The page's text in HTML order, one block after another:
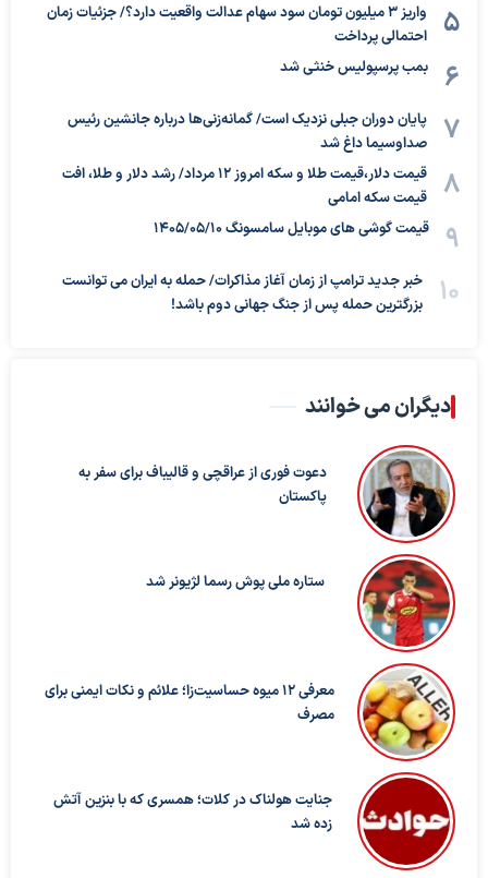
واریز ۳ میلیون تومان سود سهام عدالت واقعیت دارد؟/ جزئیات زمان
احتمالی پرداخت
بمب پرسپولیس خنثی شد
پایان دوران جبلی نزدیک است/ گمانه‌زنی‌ها درباره جانشین رئیس
صداوسیما داغ شد
قیمت دلار،قیمت طلا و سکه امروز ۱۲ مرداد/ رشد دلار و طلا، افت
قیمت سکه امامی
قیمت گوشی های موبایل سامسونگ 1405/05/10
خبر جدید ترامپ از زمان آغاز مذاکرات/ حمله به ایران می توانست
بزرگترین حمله پس از جنگ جهانی دوم باشد!
دیگران می خوانند
دعوت فوری از عراقچی و قالیباف برای سفر به
پاکستان
ستاره ملی پوش رسما لژیونر شد
معرفی ۱۲ میوه حساسیت‌زا؛ علائم و نکات ایمنی برای
مصرف
جنایت هولناک در کلات؛ همسری که با بنزین آتش
زده شد